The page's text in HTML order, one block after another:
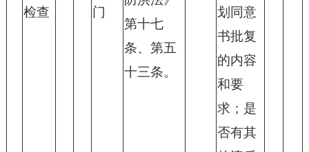
检查
门
第十七
条、第五
十三条。
划同意
书批复
的内容
和要
求；是
否有其